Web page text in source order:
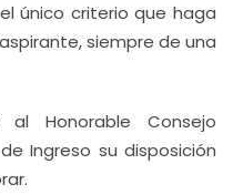
único criterio que haga
siempre de una
al Honorable Consejo
Ingreso su disposición